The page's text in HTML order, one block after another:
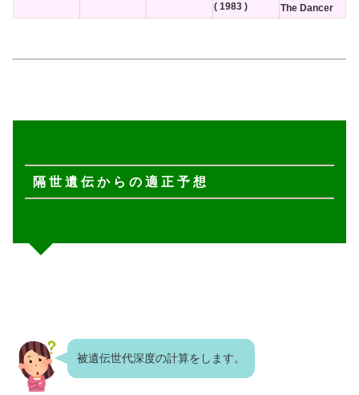
( 1983 )
The Dancer
隔 世 遺 伝 か ら の 適 正 予 想
被遺伝世代深度の計算をします。